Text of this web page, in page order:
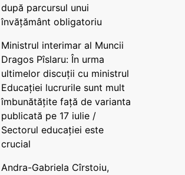
după parcursul unui
învățământ obligatoriu
Ministrul interimar al Muncii
Dragos Pîslaru: În urma
ultimelor discuții cu ministrul
Educației lucrurile sunt mult
îmbunătățite față de varianta
publicată pe 17 iulie /
Sectorul educației este
crucial
Andra-Gabriela Cîrstoiu,